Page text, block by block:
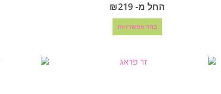
החל מ- ₪219
בחר אפשרויות